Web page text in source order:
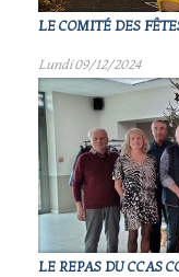
LE COMITÉ DES
Lundi 09/12/2024
LE REPAS DU CCAS